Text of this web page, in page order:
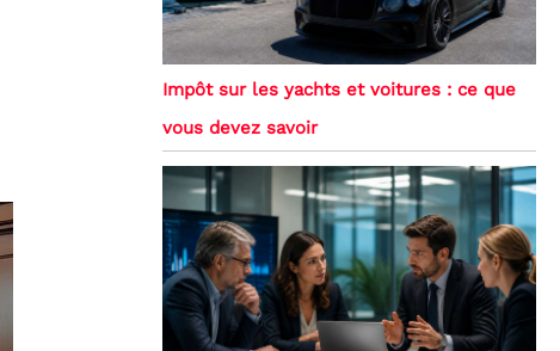
Impôt sur les yachts et voitures : ce que
vous devez savoir